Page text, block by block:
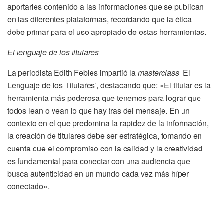
aportarles contenido a las informaciones que se publican
en las diferentes plataformas, recordando que la ética
debe primar para el uso apropiado de estas herramientas.
El lenguaje de los titulares
La periodista Edith Febles impartió lamasterclass ‘El
Lenguaje de los Titulares’, destacando que: «El titular es la
herramienta más poderosa que tenemos para lograr que
todos lean o vean lo que hay tras del mensaje. En un
contexto en el que predomina la rapidez de la información,
la creación de titulares debe ser estratégica, tomando en
cuenta que el compromiso con la calidad y la creatividad
es fundamental para conectar con una audiencia que
busca autenticidad en un mundo cada vez más híper
conectado».